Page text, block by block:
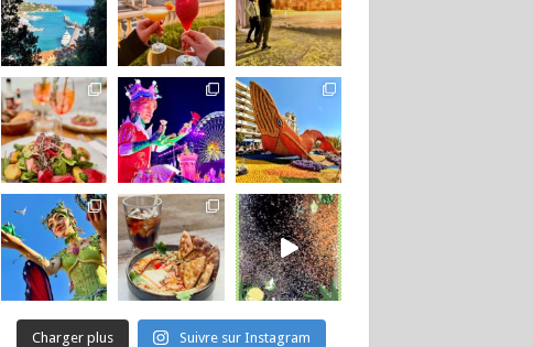
Charger plus Suivre sur Instagram